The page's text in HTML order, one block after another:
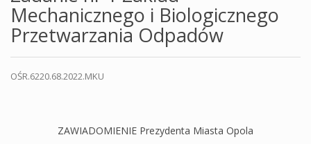
Mechanicznego i Biologicznego
Przetwarzania Odpadów
OŚR.6220.68.2022.MKU
ZAWIADOMIENIE Prezydenta Miasta Opola